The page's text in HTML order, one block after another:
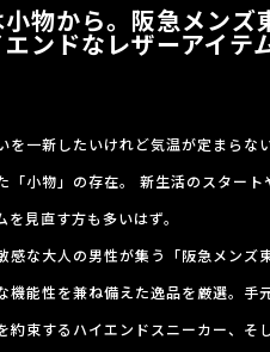
物から。阪急メンズ
ンドなレザーアイテ
を一新したいけれど気温が定まらな
「小物」の存在。 新生活のスター
を見直す方も多いはず。
感な大人の男性が集う「阪急メンズ
機能性を兼ね備えた逸品を厳選。手
約束するハイエンドスニーカー、そ